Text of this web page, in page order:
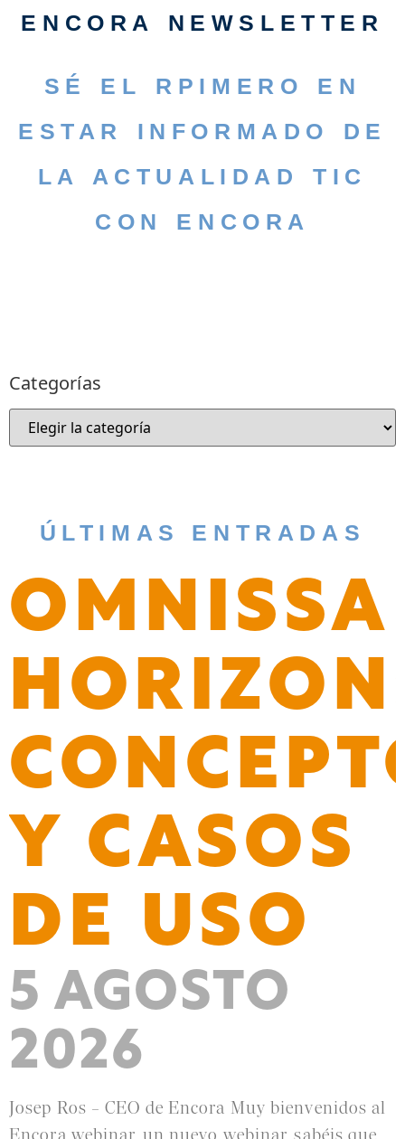
ENCORA NEWSLETTER
SÉ EL RPIMERO EN
ESTAR INFORMADO DE
LA ACTUALIDAD TIC
CON ENCORA
Categorías
ÚLTIMAS ENTRADAS
OMNISSA
Y CASOS
DE USO
5 AGOSTO
2026
Josep Ros – CEO de Encora Muy bienvenidos al